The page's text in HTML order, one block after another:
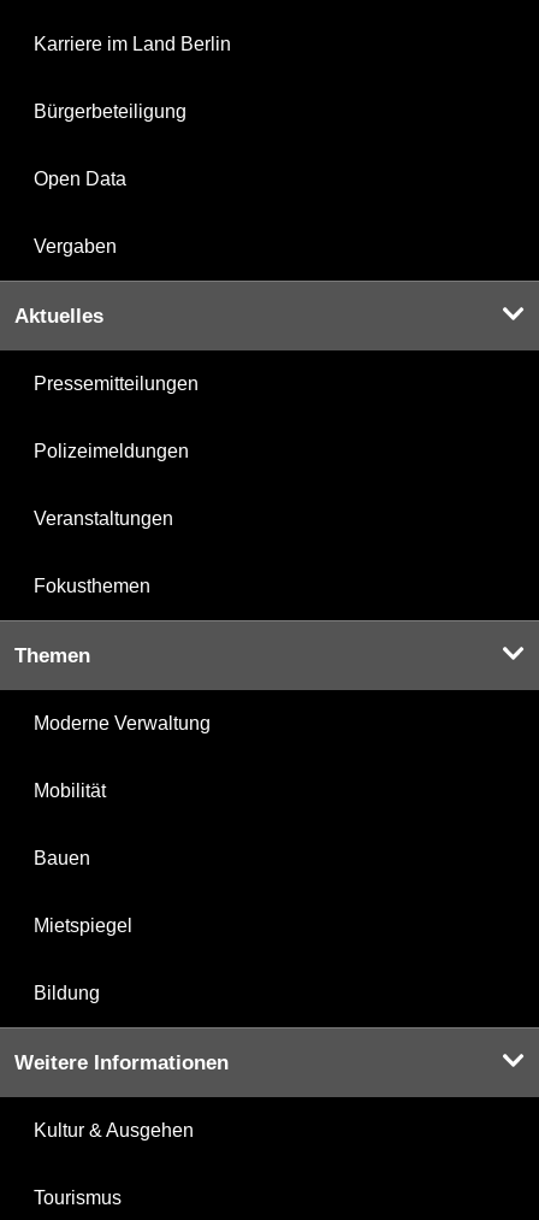
Karriere im Land Berlin
Bürgerbeteiligung
Open Data
Vergaben
Aktuelles
Pressemitteilungen
Polizeimeldungen
Veranstaltungen
Fokusthemen
Themen
Moderne Verwaltung
Mobilität
Bauen
Mietspiegel
Bildung
Weitere Informationen
Kultur & Ausgehen
Tourismus